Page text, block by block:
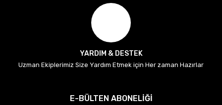
YARDIM & DESTEK
Uzman Ekiplerimiz Size Yardım Etmek için Her zaman Hazırlar
E-BÜLTEN ABONELİĞİ